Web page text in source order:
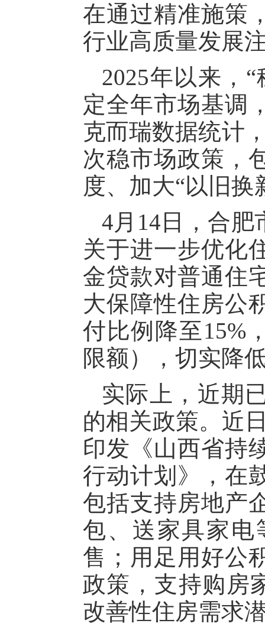
在通过精准施策
行业高质量发展
2025年以来，
定全年市场基调
克而瑞数据统计
次稳市场政策，
度、加大“以旧换
4月14日，合肥
关于进一步优化
金贷款对普通住
大保障性住房公
付比例降至15%
限额），切实降
实际上，近期
的相关政策。近
印发《山西省持
行动计划》，在
包括支持房地产
包、送家具家电
售；用足用好公
政策，支持购房
改善性住房需求